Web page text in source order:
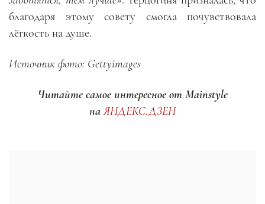
благодаря этому совету смогла почувствовала
лёгкость на душе.
Источник фото: Gettyimages
Читайте самое интересное от Mainstyle
наЯНДЕКС.ДЗЕН